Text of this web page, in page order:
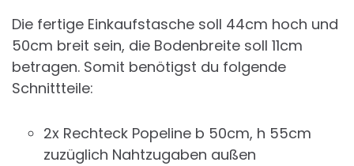
Die fertige Einkaufstasche soll 44cm hoch und
50cm breit sein, die Bodenbreite soll 11cm
betragen. Somit benötigst du folgende
Schnittteile:
2x Rechteck Popeline b 50cm, h 55cm
zuzüglich Nahtzugaben außen